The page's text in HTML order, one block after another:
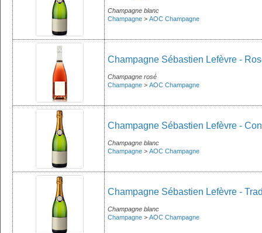
Champagne blanc
Champagne > AOC Champagne
Champagne Sébastien Lefèvre -
Champagne rosé
Champagne > AOC Champagne
Champagne Sébastien Lefèvre -
Champagne blanc
Champagne > AOC Champagne
Champagne Sébastien Lefèvre -
Champagne blanc
Champagne > AOC Champagne